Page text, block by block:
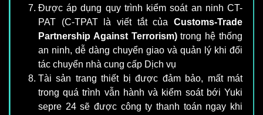
Được áp dụng quy trình kiểm soát an ninh CT-
PAT (C-TPAT là viết tắt của Customs-Trade
Partnership Against Terrorism)trong hệ thống
an ninh, dễ dàng chuyển giao và quản lý khi đối
tác chuyển nhà cung cấp Dịch vụ
Tài sản trang thiết bị được đảm bảo, mất mát
trong quá trình vẫn hành và kiểm soát bới Yuki
sepre 24 sẽ được công ty thanh toán ngay khi